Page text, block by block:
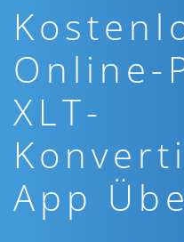
Online-
XLT-
App